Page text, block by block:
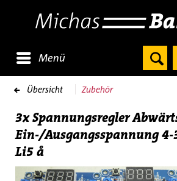
Menü
Übersicht Zubehör
3x Spannungsregler
Ein-/Ausgangsspannung
Li5 å